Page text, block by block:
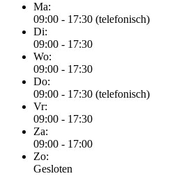
Ma:
09:00 - 17:30 (telefonisch)
Di:
09:00 - 17:30
Wo:
09:00 - 17:30
Do:
09:00 - 17:30 (telefonisch)
Vr:
09:00 - 17:30
Za:
09:00 - 17:00
Zo:
Gesloten